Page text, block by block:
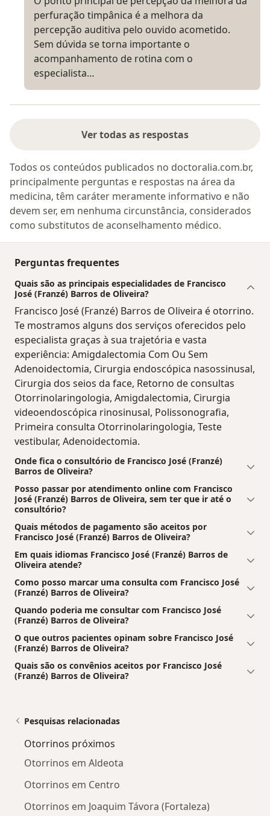
perfuração timpânica é a melhora da
percepção auditiva pelo ouvido acometido.
Sem dúvida se torna importante o
acompanhamento de rotina com o
especialista…
Ver todas as respostas
Todos os conteúdos publicados no doctoralia.com.br,
principalmente perguntas e respostas na área da
medicina, têm caráter meramente informativo e não
devem ser, em nenhuma circunstância, considerados
como substitutos de aconselhamento médico.
Perguntas frequentes
Quais são as principais especialidades de Francisco
José (Franzé) Barros de Oliveira?
Francisco José (Franzé) Barros de Oliveira é otorrino.
Te mostramos alguns dos serviços oferecidos pelo
especialista graças à sua trajetória e vasta
experiência: Amigdalectomia Com Ou Sem
Adenoidectomia, Cirurgia endoscópica nasossinusal,
Cirurgia dos seios da face, Retorno de consultas
Otorrinolaringologia, Amigdalectomia, Cirurgia
videoendoscópica rinosinusal, Polissonografia,
Primeira consulta Otorrinolaringologia, Teste
vestibular, Adenoidectomia.
Onde fica o consultório de Francisco José (Franzé)
Barros de Oliveira?
Posso passar por atendimento online com Francisco
José (Franzé) Barros de Oliveira, sem ter que ir até o
consultório?
Quais métodos de pagamento são aceitos por
Francisco José (Franzé) Barros de Oliveira?
Em quais idiomas Francisco José (Franzé) Barros de
Oliveira atende?
Como posso marcar uma consulta com Francisco José
(Franzé) Barros de Oliveira?
Quando poderia me consultar com Francisco José
(Franzé) Barros de Oliveira?
O que outros pacientes opinam sobre Francisco José
(Franzé) Barros de Oliveira?
Quais são os convênios aceitos por Francisco José
(Franzé) Barros de Oliveira?
Pesquisas relacionadas
Otorrinos próximos
Otorrinos em Aldeota
Otorrinos em Centro
Otorrinos em Joaquim Távora (Fortaleza)